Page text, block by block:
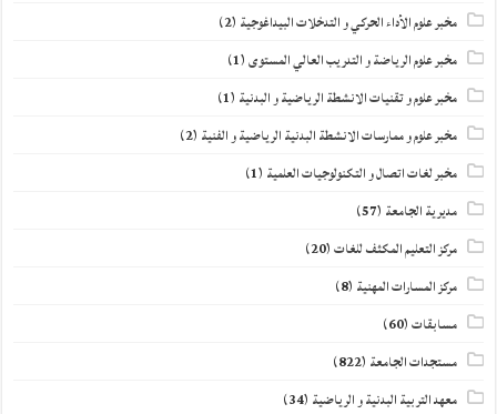
مخبر علوم الأداء الحركي و التدخلات البيداغوجية (2)
مخبر علوم الرياضة و التدريب العالي المستوى(1)
مخبر علوم و تقنيات الانشطة الرياضية و البدنية (1)
مخبر علوم و ممارسات الانشطة البدنية الرياضية و الفنية (2)
مخبر لغات اتصال و التكنولوجيات العلمية (1)
مديرية الجامعة (57)
مركز التعليم المكثف للغات(20)
مركز المسارات المهنية (8)
مسابقات(60)
مستجدات الجامعة (822)
معهد التربية البدنية و الرياضية (34)